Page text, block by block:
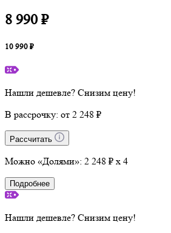
8 990 ₽
10 990 ₽
Нашли дешевле? Снизим цену!
В рассрочку: от 2 248 ₽
Рассчитать
Можно «Долями»: 2 248 ₽ x 4
Подробнее
Нашли дешевле? Снизим цену!